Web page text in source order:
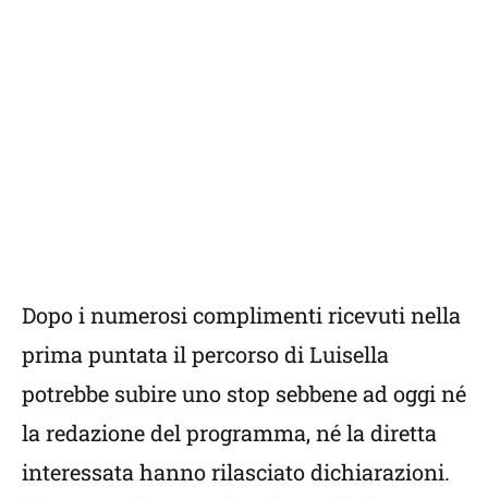
Dopo i numerosi complimenti ricevuti nella
prima puntata il percorso di Luisella
potrebbe subire uno stop sebbene ad oggi né
la redazione del programma, né la diretta
interessata hanno rilasciato dichiarazioni.